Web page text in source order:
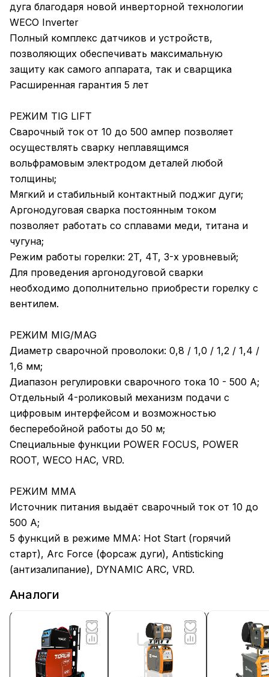
дуга благодаря новой инверторной технологии
WECO Inverter
Полный комплекс датчиков и устройств,
позволяющих обеспечивать максимальную
защиту как самого аппарата, так и сварщика
Расширенная гарантия 5 лет
РЕЖИМ TIG LIFT
Сварочный ток от 10 до 500 ампер позволяет
осуществлять сварку неплавящимся
вольфрамовым электродом деталей любой
толщины;
Мягкий и стабильный контактный поджиг дуги;
Аргонодуговая сварка постоянным током
позволяет работать со сплавами меди, титана и
чугуна;
Режим работы горелки: 2T, 4T, 3-х уровневый;
Для проведения аргонодуговой сварки
необходимо дополнительно приобрести горелку с
вентилем.
РЕЖИМ MIG/MAG
Диаметр сварочной проволоки: 0,8 / 1,0 / 1,2 / 1,4 /
1,6 мм;
Диапазон регулировки сварочного тока 10 - 500 А;
Отдельный 4-роликовый механизм подачи с
цифровым интерфейсом и возможностью
бесперебойной работы до 50 м;
Специальные функции POWER FOCUS, POWER
ROOT, WECO HAC, VRD.
РЕЖИМ MMA
Источник питания выдаёт сварочный ток от 10 до
500 А;
5 функций в режиме MMA: Hot Start (горячий
старт), Arc Force (форсаж дуги), Antisticking
(антизалипание), DYNAMIC ARC, VRD.
Аналоги